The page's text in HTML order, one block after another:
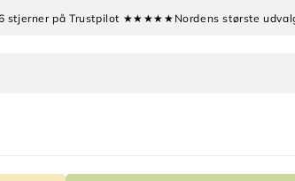
stjerner på Trustpilot ★★★★★Nordens største